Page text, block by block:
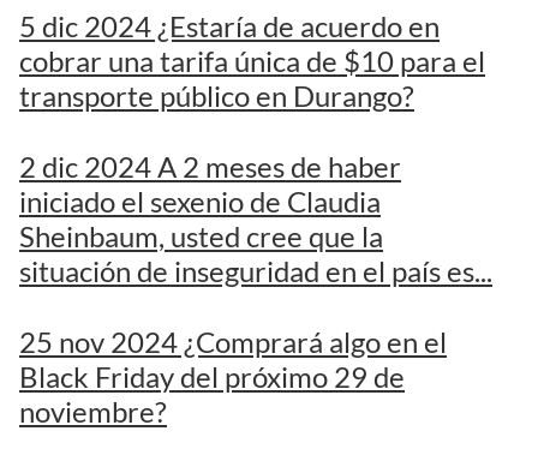
5 dic 2024 ¿Estaría de acuerdo en
cobrar una tarifa única de $10 para el
transporte público en Durango?
2 dic 2024 A 2 meses de haber
iniciado el sexenio de Claudia
Sheinbaum, usted cree que la
situación de inseguridad en el país es...
25 nov 2024 ¿Comprará algo en el
Black Friday del próximo 29 de
noviembre?